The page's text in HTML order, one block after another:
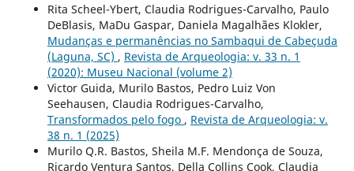
Rita Scheel-Ybert, Claudia Rodrigues-Carvalho, Paulo
DeBlasis, MaDu Gaspar, Daniela Magalhães Klokler,
Mudanças e permanências no Sambaqui de Cabeçuda
(Laguna, SC) , Revista de Arqueologia: v. 33 n. 1
(2020): Museu Nacional (volume 2)
Victor Guida, Murilo Bastos, Pedro Luiz Von
Seehausen, Claudia Rodrigues-Carvalho,
Transformados pelo fogo , Revista de Arqueologia: v.
38 n. 1 (2025)
Murilo Q.R. Bastos, Sheila M.F. Mendonça de Souza,
Ricardo Ventura Santos, Della Collins Cook, Claudia